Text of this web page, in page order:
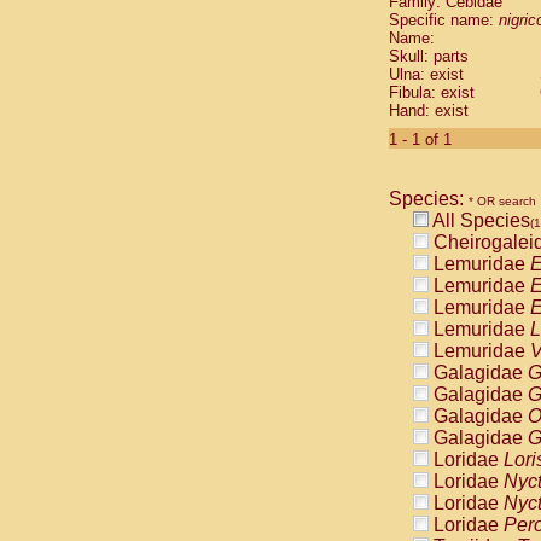
Cebidae
Cebidae
Cebidae
Cebidae
Cebidae
Cebidae
Cebidae
Cebidae
Cebidae
Cebidae
Cebidae
Cebidae
Atelidae
Atelidae
Atelidae
Atelidae
Atelidae
Atelidae
Atelidae
Atelidae
Atelidae
Atelidae
Pitheciidae
Specific name:
Name:
Skull: parts
Ulna: exist
Fibula: exist
Hand: exist
1 - 1 of 1
Species: * OR search
All Species
Lemuridae
Lemuridae
Lemuridae
Lemuridae
Lemuridae
Galagidae
Galagidae
Galagidae
Galagidae
Loridae
Loridae
Loridae
Loridae